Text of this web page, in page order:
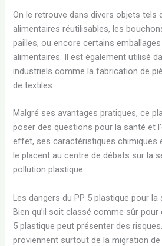
On le retrouve dans divers objets tels
alimentaires réutilisables, les
pailles, ou encore certains
alimentaires. Il est également utilisé
industriels comme la fabrication de
de textiles.
Malgré ses avantages pratiques, ce
poser des questions pour la santé et
effet, ses caractéristiques chimiques
le placent au centre de débats sur la
pollution plastique.
Les dangers du PP 5 plastique pour la
Bien qu’il soit classé comme sûr pour
5 plastique peut présenter des
proviennent surtout de la migration